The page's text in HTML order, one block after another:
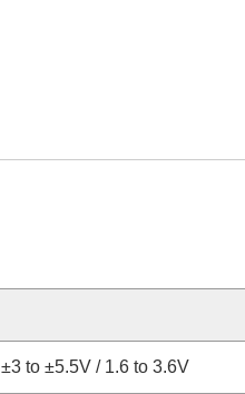
±3 to ±5.5V / 1.6 to 3.6V